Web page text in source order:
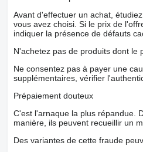
Avant d'effectuer un achat,
vous avez choisi. Si le prix de
indiquer la présence de défauts
N'achetez pas de produits dont le
Ne consentez pas à payer une
supplémentaires, vérifier
Prépaiement douteux
C'est l'arnaque la plus répandue.
manière, ils peuvent recueillir un
Des variantes de cette fraude